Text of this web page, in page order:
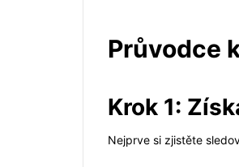
Průvodce
Krok 1:
Nejprve si zjistěte